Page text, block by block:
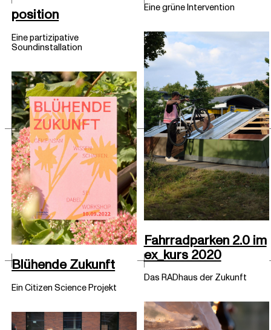
Eine grüne Intervention
position
Eine partizipative
Soundinstallation
Fahrradparken 2.0 im
ex_kurs 2020
Das RADhaus der Zukunft
Blühende Zukunft
Ein Citizen Science Projekt